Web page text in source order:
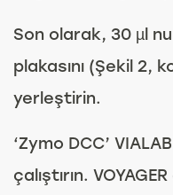
Son olarak, 30 µl
plakasını (Şekil 2,
yerleştirin.
‘Zymo DCC’
çalıştırın.